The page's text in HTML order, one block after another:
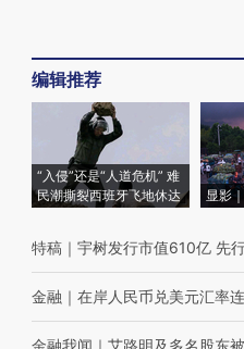
编辑推荐
“入侵”还是“人道危机” 难
民潮撕裂西班牙飞地休达
显影
特稿 ｜ 宇树发行市值610亿 先
金融 ｜ 在岸人民币兑美元汇率
金融我闻 ｜ 艾路明及多名股东